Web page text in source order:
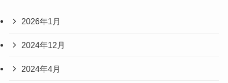
2026年1月
2024年12月
2024年4月